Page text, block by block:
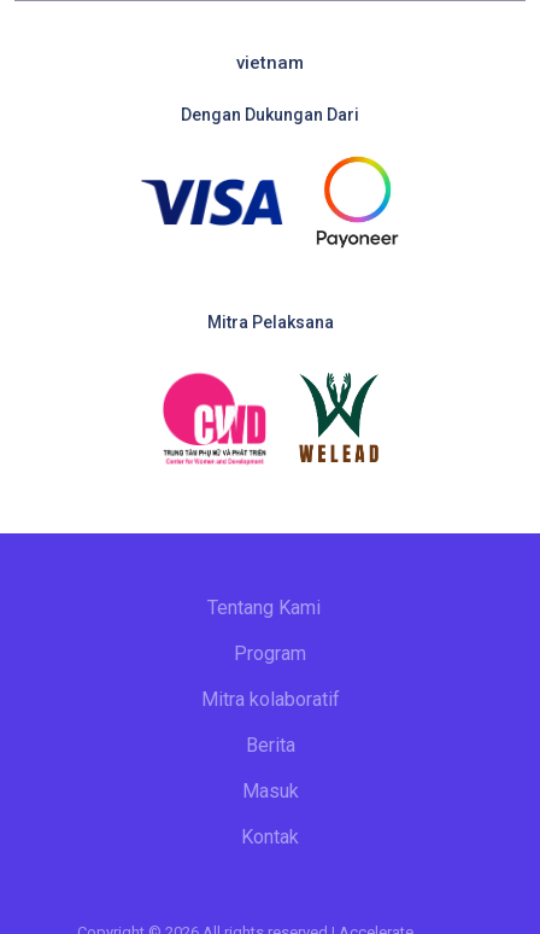
vietnam
Dengan Dukungan Dari
Mitra Pelaksana
Tentang Kami
Program
Mitra kolaboratif
Berita
Masuk
Kontak